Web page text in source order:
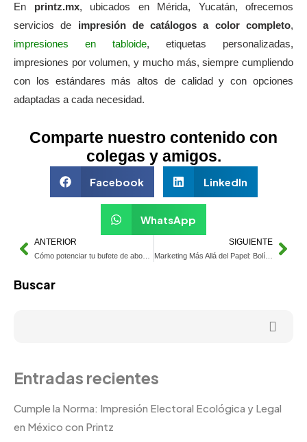
En printz.mx, ubicados en Mérida, Yucatán, ofrecemos
servicios de impresión de catálogos a color completo,
impresiones en tabloide, etiquetas personalizadas,
impresiones por volumen, y mucho más, siempre cumpliendo
con los estándares más altos de calidad y con opciones
adaptadas a cada necesidad.
Comparte nuestro contenido con
colegas y amigos.
Facebook LinkedIn
WhatsApp
ANTERIOR
Cómo potenciar tu bufete de abogados con marketing de folletos eficaces
SIGUIENTE
Marketing Más Allá del Papel: Bolígrafos Imanes y Blocs
Buscar
Entradas recientes
Cumple la Norma: Impresión Electoral Ecológica y Legal
en México con Printz